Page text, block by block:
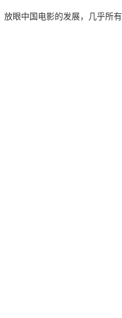
放眼中国电影的发展，几乎所